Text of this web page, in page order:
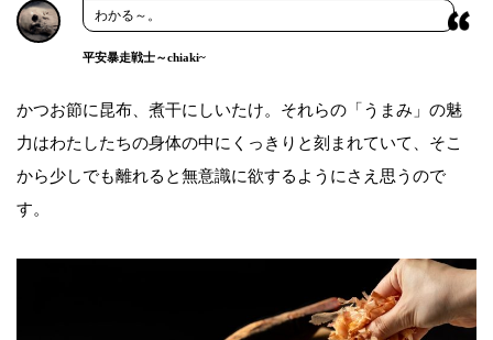
わかる～。
平安暴走戦士～chiaki~
かつお節に昆布、煮干にしいたけ。それらの「うまみ」の魅
力はわたしたちの身体の中にくっきりと刻まれていて、そこ
から少しでも離れると無意識に欲するようにさえ思うので
す。